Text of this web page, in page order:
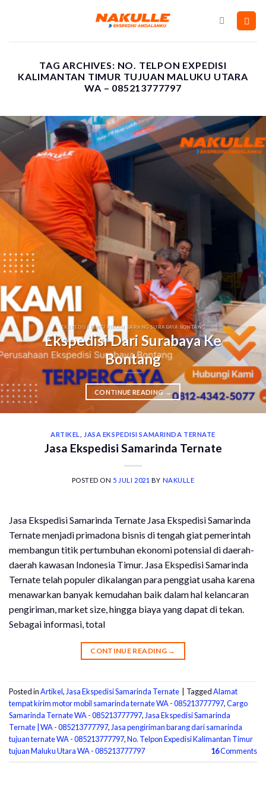
TAG ARCHIVES: NO. TELPON EXPEDISI
KALIMANTAN TIMUR TUJUAN MALUKU UTARA
WA – 085213777797
EKSPEDISI PENGIRIMAN BARANG SURABAYA BONTANG
Ekspedisi Dari Surabaya Ke
Bontang
CONTINUE READING →
ARTIKEL JASA EKSPEDISI SAMARINDA TERNATE
Jasa Ekspedisi Samarinda Ternate
POSTED ON 5 JULI 2021 BY NAKULLE
Jasa Ekspedisi Samarinda Ternate Jasa Ekspedisi Samarinda
Ternate menjadi primadona bisnis di tengah giat pemerintah
membangun titik pertumbuhan ekonomi potensial di daerah-
daerah kawasan Indonesia Timur. Jasa Ekspedisi Samarinda
Ternate telah populer dikalangan para penggiat usaha karena
menawarkan banyak kemudahan baik dalam hal kelancaran
pengiriman, market size, hingga biaya yang dapat di tekan.
Sebagai informasi, total
CONTINUE READING →
Posted inArtikel, Jasa Ekspedisi Samarinda Ternate TaggedAlamat
tempat kirim motor mobil samarinda ternate WA - 085213777797,Cargo
Samarinda Ternate WA - 085213777797, Jasa Ekspedisi Samarinda
Ternate | WA - 085213777797, Jasa pengiriman barang dari samarinda
tujuan ternate WA - 085213777797,No. Telpon Expedisi Kalimantan Timur
tujuan Maluku Utara WA - 085213777797
16Comments